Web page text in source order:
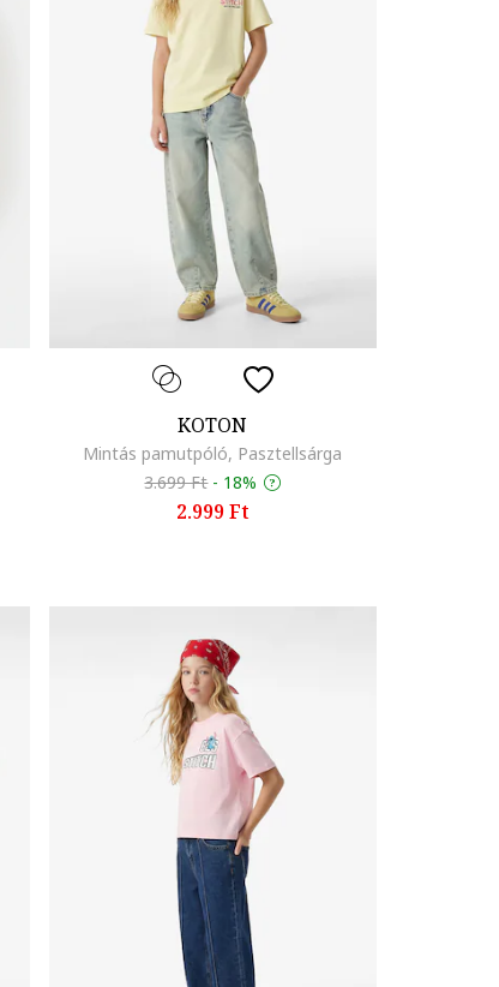
KOTON
Mintás pamutpóló, Pasztellsárga
3.699 Ft - 18%
2.999 Ft